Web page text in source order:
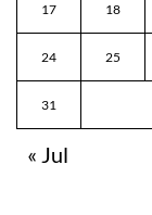
17 18
24 25
31
« Jul